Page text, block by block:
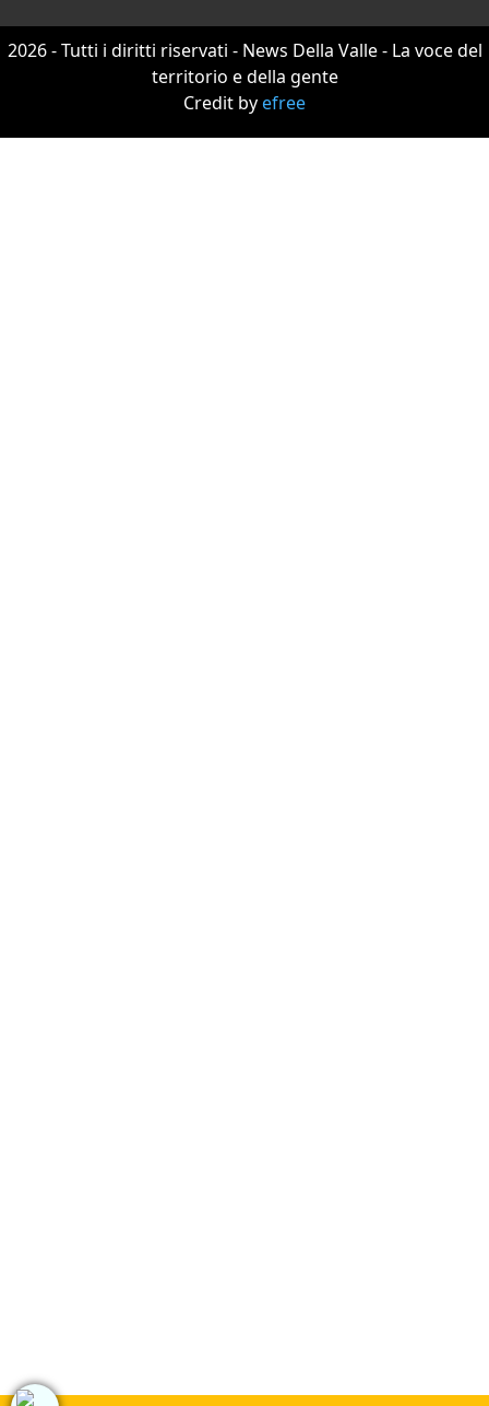
2026 - Tutti i diritti riservati - News Della Valle - La voce del
territorio e della gente
Credit byefree